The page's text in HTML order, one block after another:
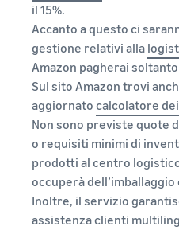
il 15%.
Accanto a questo ci
gestione relativi alla
Amazon pagherai
Sul sito Amazon trovi
aggiornato calcolatore
Non sono previste quote
o requisiti minimi di
prodotti al centro
occuperà
Inoltre, il servizio
assistenza clienti